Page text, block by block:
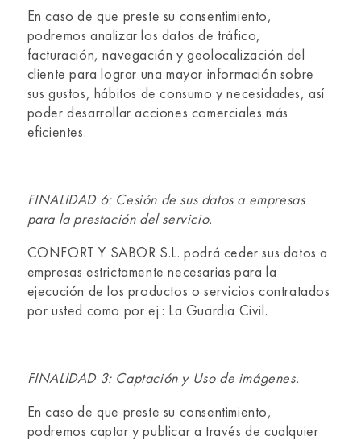
En caso de que preste su consentimiento,
podremos analizar los datos de tráfico,
facturación, navegación y geolocalización del
cliente para lograr una mayor información sobre
sus gustos, hábitos de consumo y necesidades, así
poder desarrollar acciones comerciales más
eficientes.
FINALIDAD 6: Cesión de sus datos a empresas
para la prestación del servicio.
CONFORT Y SABOR S.L. podrá ceder sus datos a
empresas estrictamente necesarias para la
ejecución de los productos o servicios contratados
por usted como por ej.: La Guardia Civil.
FINALIDAD 3: Captación y Uso de imágenes.
En caso de que preste su consentimiento,
podremos captar y publicar a través de cualquier